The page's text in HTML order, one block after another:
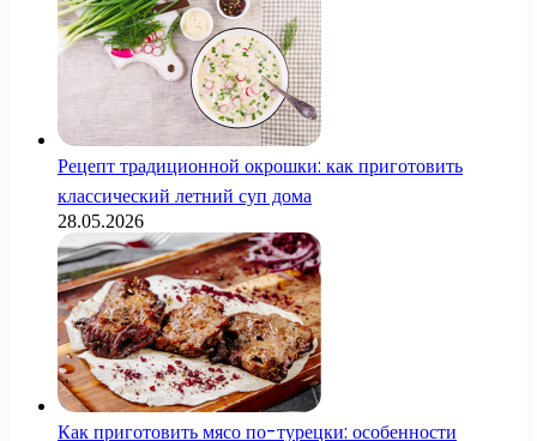
Рецепт традиционной окрошки: как приготовить
классический летний суп дома
28.05.2026
Как приготовить мясо по-турецки: особенности